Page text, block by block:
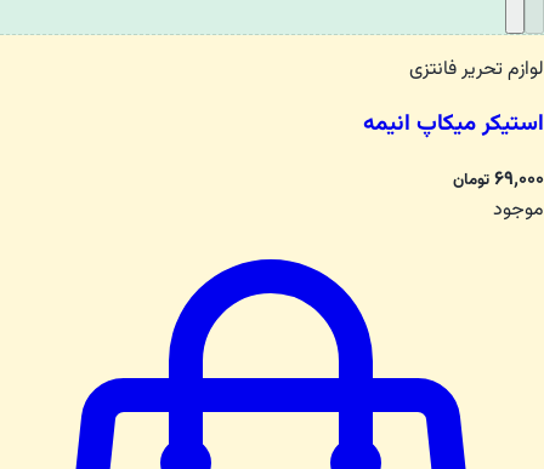
لوازم تحریر فانتزی
استیکر میکاپ انیمه
۶۹٬۰۰۰تومان
موجود